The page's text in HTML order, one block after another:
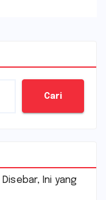
Cari
Ini yang